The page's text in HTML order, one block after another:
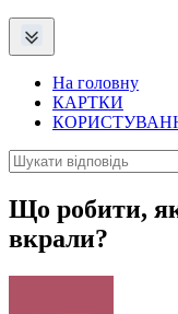
На головну
КАРТКИ
Що робити,
вкрали?